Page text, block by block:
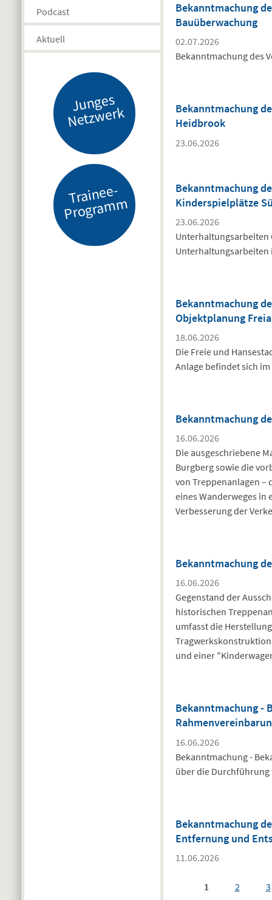
Podcast
Aktuell
J
u
n
g
es
N
etz
w
er
k
Tr
ai
n
e
e-
Pr
o
gr
a
m
m
Bekanntmachung
Bauüberwachung
02.07.2026
Bekanntmachung des
Bekanntmachung
Heidbrook
23.06.2026
Bekanntmachung
Kinderspielplätze
23.06.2026
Unterhaltungsarbeiten
Unterhaltungsarbeiten
Bekanntmachung
Objektplanung
18.06.2026
Die Freie und
Anlage befindet sich
Bekanntmachung
16.06.2026
Die ausgeschriebene
Burgberg sowie die
von Treppenanlagen –
eines Wanderweges in
Verbesserung der
Bekanntmachung
16.06.2026
Gegenstand der
historischen
umfasst die
und einer
Bekanntmachung -
16.06.2026
Bekanntmachung -
über die
Bekanntmachung
Entfernung und
11.06.2026
1 2 3